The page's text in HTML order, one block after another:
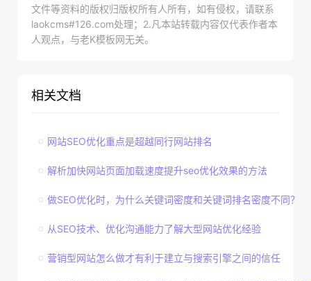
文件等资料的版权归版权所有人所有，如有侵权，请联系
laokcms#126.com处理；2.凡本站转载内容仅代表作者本
人观点，与老K模板网无关。
相关文档
网站SEO优化重点是超越同行网站排名
解析加快网站页面加载速度提升seo优化效果的方法
做SEO优化时，为什么关键词密度和关键词排名密度不同？
从SEO技术、优化沟通能力了解大型网站优化经验
营销型网站怎么做才有利于建立与搜索引擎之间的信任